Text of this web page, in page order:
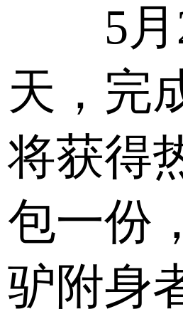
5月
天，完
将获得
包一份
驴附身